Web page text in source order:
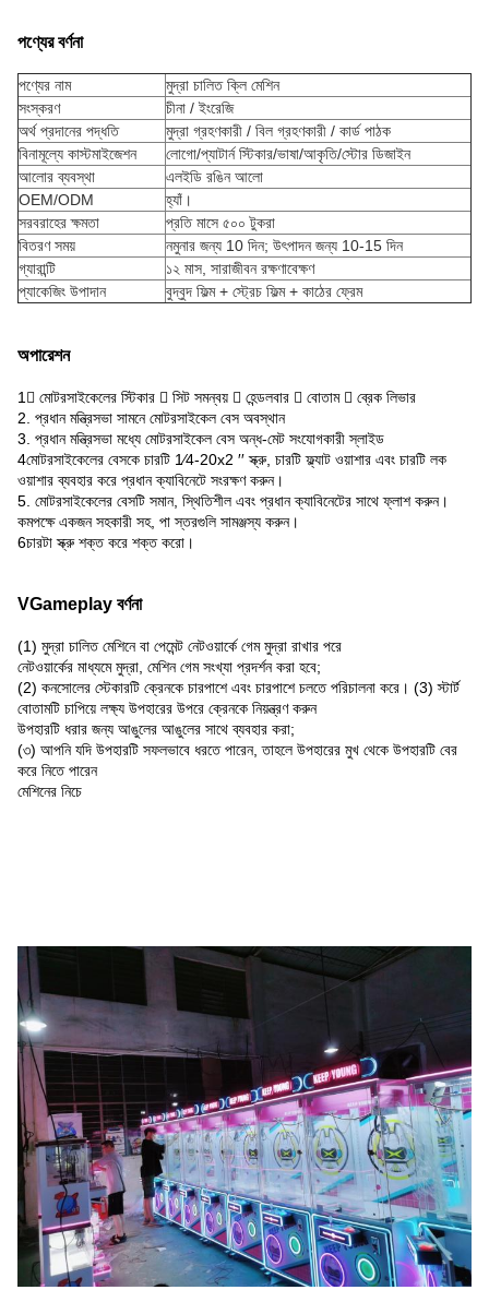
পণ্যের বর্ণনা
পণ্যের নাম
মুদ্রা চালিত ক্লি মেশিন
সংস্করণ
চীনা / ইংরেজি
অর্থ প্রদানের পদ্ধতি
মুদ্রা গ্রহণকারী / বিল গ্রহণকারী / কার্ড পাঠক
বিনামূল্যে কাস্টমাইজেশন
লোগো/প্যাটার্ন স্টিকার/ভাষা/আকৃতি/স্টোর ডিজাইন
আলোর ব্যবস্থা
এলইডি রঙিন আলো
OEM/ODM
হ্যাঁ।
সরবরাহের ক্ষমতা
প্রতি মাসে ৫০০ টুকরা
বিতরণ সময়
নমুনার জন্য 10 দিন; উৎপাদন জন্য 10-15 দিন
গ্যারান্টি
১২ মাস, সারাজীবন রক্ষণাবেক্ষণ
প্যাকেজিং উপাদান
বুদ্বুদ ফিল্ম + স্ট্রেচ ফিল্ম + কাঠের ফ্রেম
অপারেশন
1 মোটরসাইকেলের স্টিকার  সিট সমন্বয়  হেন্ডলবার  বোতাম  ব্রেক লিভার
2. প্রধান মন্ত্রিসভা সামনে মোটরসাইকেল বেস অবস্থান
3. প্রধান মন্ত্রিসভা মধ্যে মোটরসাইকেল বেস অন্ধ-মেট সংযোগকারী স্লাইড
4মোটরসাইকেলের বেসকে চারটি 1⁄4-20x2 ′′ স্ক্রু, চারটি ফ্ল্যাট ওয়াশার এবং চারটি লক
ওয়াশার ব্যবহার করে প্রধান ক্যাবিনেটে সংরক্ষণ করুন।
5. মোটরসাইকেলের বেসটি সমান, স্থিতিশীল এবং প্রধান ক্যাবিনেটের সাথে ফ্লাশ করুন।
কমপক্ষে একজন সহকারী সহ, পা স্তরগুলি সামঞ্জস্য করুন।
6চারটা স্ক্রু শক্ত করে শক্ত করো।
VGameplay বর্ণনা
(1) মুদ্রা চালিত মেশিনে বা পেমেন্ট নেটওয়ার্কে গেম মুদ্রা রাখার পরে
নেটওয়ার্কের মাধ্যমে মুদ্রা, মেশিন গেম সংখ্যা প্রদর্শন করা হবে;
(2) কনসোলের স্টেকারটি ক্রেনকে চারপাশে এবং চারপাশে চলতে পরিচালনা করে। (3) স্টার্ট
বোতামটি চাপিয়ে লক্ষ্য উপহারের উপরে ক্রেনকে নিয়ন্ত্রণ করুন
উপহারটি ধরার জন্য আঙুলের আঙুলের সাথে ব্যবহার করা;
(৩) আপনি যদি উপহারটি সফলভাবে ধরতে পারেন, তাহলে উপহারের মুখ থেকে উপহারটি বের
করে নিতে পারেন
মেশিনের নিচে